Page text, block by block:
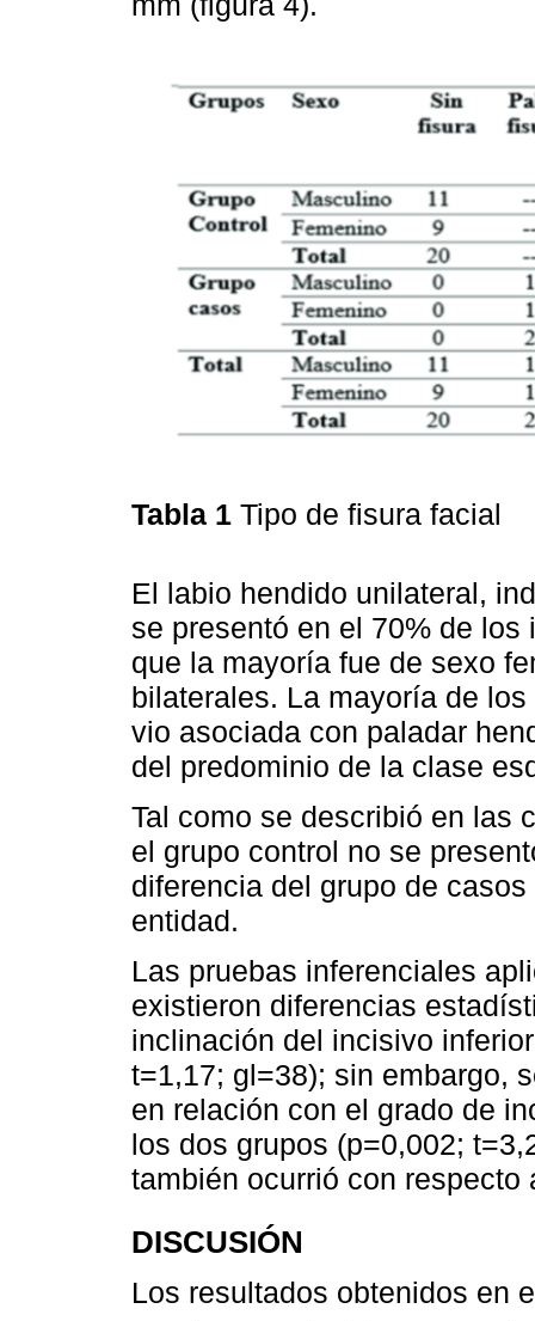
Tabla 1 Tipo de fisura facial
El labio hendido unilateral,
se presentó en el 70% de
que la mayoría fue de sexo
bilaterales. La mayoría de
vio asociada con paladar
del predominio de la clase
Tal como se describió en las
el grupo control no se
diferencia del grupo de
entidad.
Las pruebas inferenciales
existieron diferencias
inclinación del incisivo
t=1,17; gl=38); sin embargo,
en relación con el grado de
los dos grupos (p=0,002;
también ocurrió con
DISCUSIÓN
Los resultados obtenidos en